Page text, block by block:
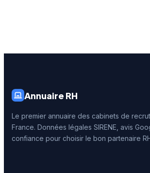
Annuaire RH
Le premier annuaire des cabinets de
France. Données légales SIRENE, avis
confiance pour choisir le bon partenaire